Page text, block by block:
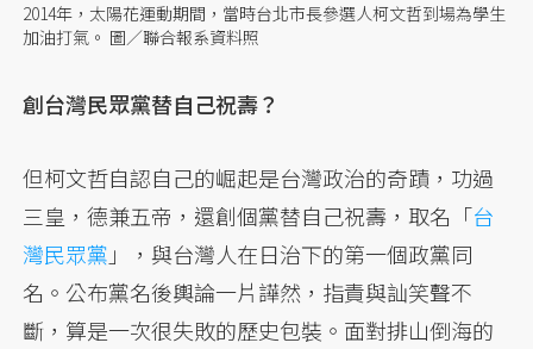
2014年，太陽花運動期間，當時台北市長參選人柯文哲到場為學生
加油打氣。 圖／聯合報系資料照
創台灣民眾黨替自己祝壽？
但柯文哲自認自己的崛起是台灣政治的奇蹟，功過
三皇，德兼五帝，還創個黨替自己祝壽，取名「台
灣民眾黨 」，與台灣人在日治下的第一個政黨同
名。公布黨名後輿論一片譁然，指責與訕笑聲不
斷，算是一次很失敗的歷史包裝。面對排山倒海的